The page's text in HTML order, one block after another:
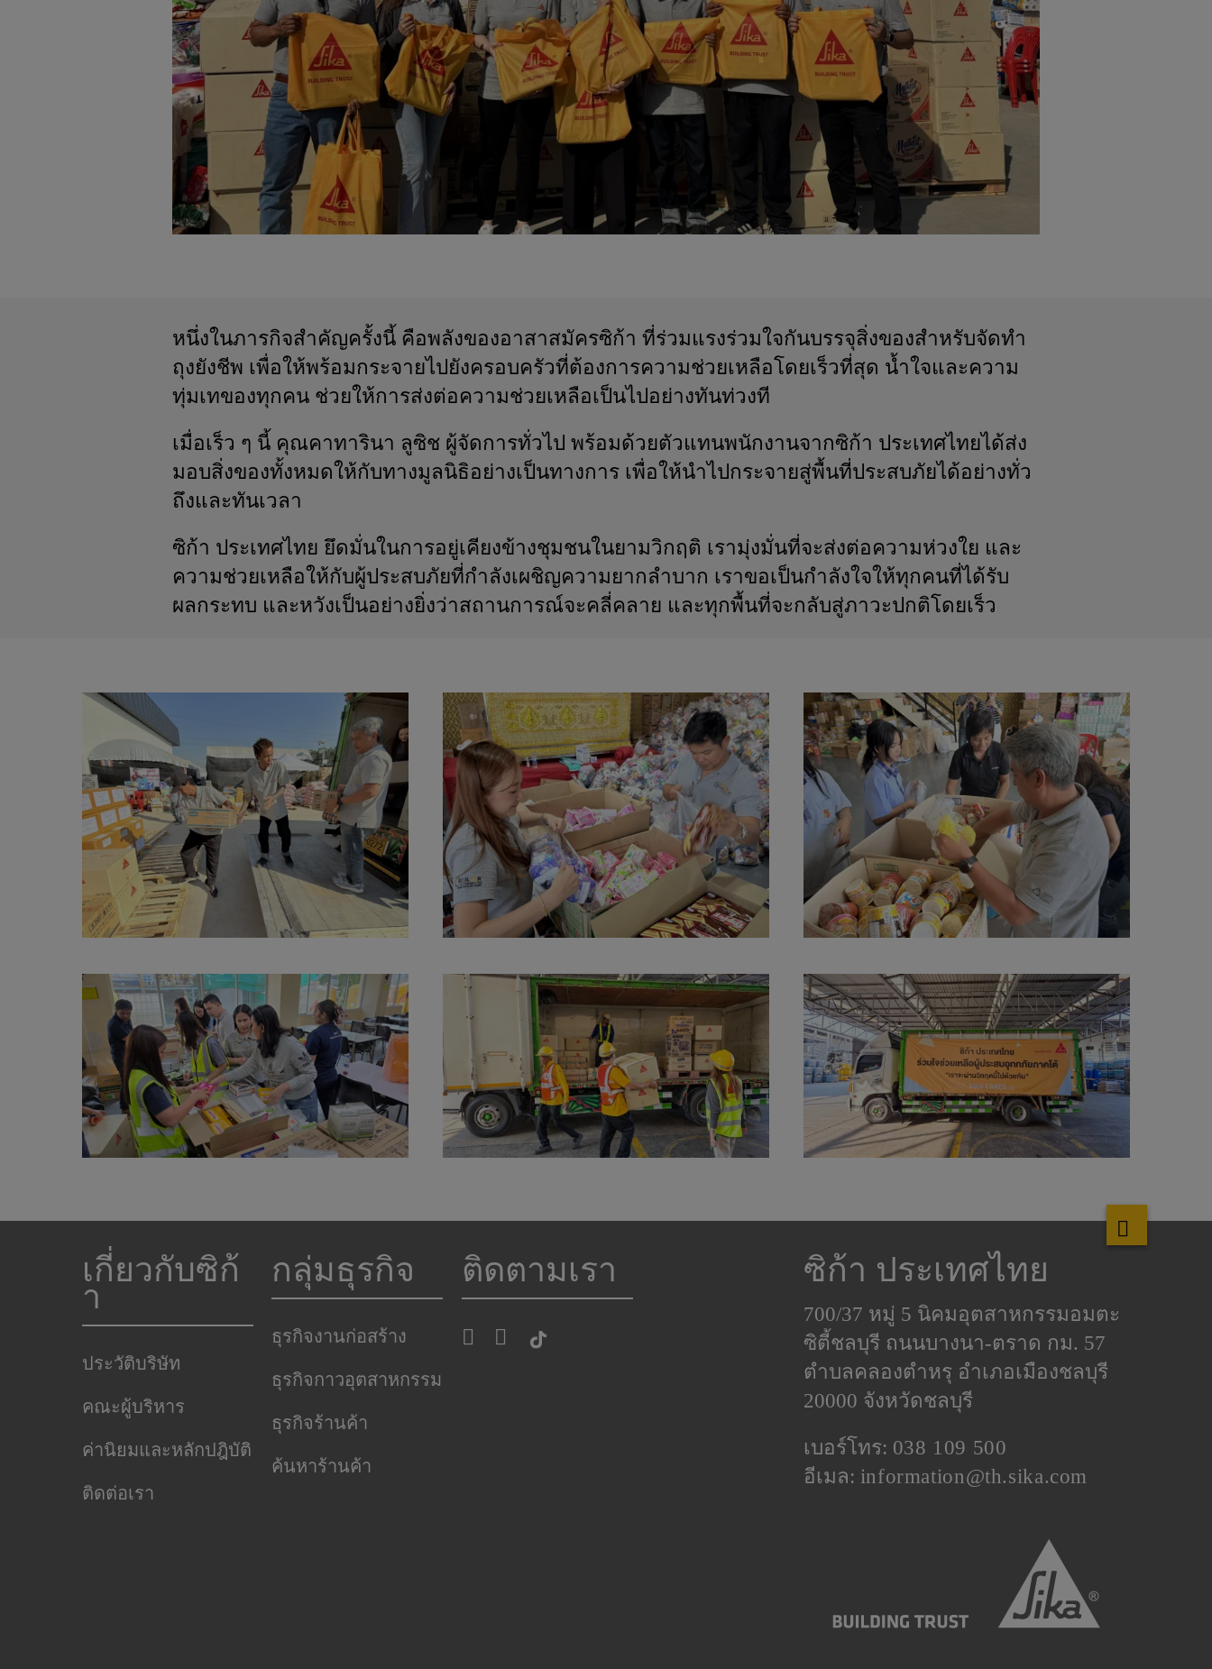
หนึ่งในภารกิจสำคัญครั้งนี้ คือพลังของอาสาสมัครซิก้า ที่ร่วมแรงร่วมใจกันบรรจุสิ่งของสำหรับจัดทำ
ถุงยังชีพ เพื่อให้พร้อมกระจายไปยังครอบครัวที่ต้องการความช่วยเหลือโดยเร็วที่สุด น้ำใจและความ
ทุ่มเทของทุกคน ช่วยให้การส่งต่อความช่วยเหลือเป็นไปอย่างทันท่วงที
เมื่อเร็ว ๆ นี้ คุณคาทารินา ลูซิช ผู้จัดการทั่วไป พร้อมด้วยตัวแทนพนักงานจากซิก้า ประเทศไทยได้ส่ง
มอบสิ่งของทั้งหมดให้กับทางมูลนิธิอย่างเป็นทางการ เพื่อให้นำไปกระจายสู่พื้นที่ประสบภัยได้อย่างทั่ว
ถึงและทันเวลา
ซิก้า ประเทศไทย ยึดมั่นในการอยู่เคียงข้างชุมชนในยามวิกฤติ เรามุ่งมั่นที่จะส่งต่อความห่วงใย และ
ความช่วยเหลือให้กับผู้ประสบภัยที่กำลังเผชิญความยากลำบาก เราขอเป็นกำลังใจให้ทุกคนที่ได้รับ
ผลกระทบ และหวังเป็นอย่างยิ่งว่าสถานการณ์จะคลี่คลาย และทุกพื้นที่จะกลับสู่ภาวะปกติโดยเร็ว
เกี่ยวกับซิก้
า
ประวัติบริษัท
คณะผู้บริหาร
ค่านิยมและหลักปฎิบัติ
ติดต่อเรา
กลุ่มธุรกิจ
ธุรกิจงานก่อสร้าง
ธุรกิจกาวอุตสาหกรรม
ธุรกิจร้านค้า
ค้นหาร้านค้า
ติดตามเรา ซิก้า ประเทศไทย
700/37 หมู่ 5 นิคมอุตสาหกรรมอมตะ
ซิตี้ชลบุรี ถนนบางนา-ตราด กม. 57
ตำบลคลองตําหรุ อำเภอเมืองชลบุรี
20000 จังหวัดชลบุรี
เบอร์โทร: 038 109 500
อีเมล: information@th.sika.com